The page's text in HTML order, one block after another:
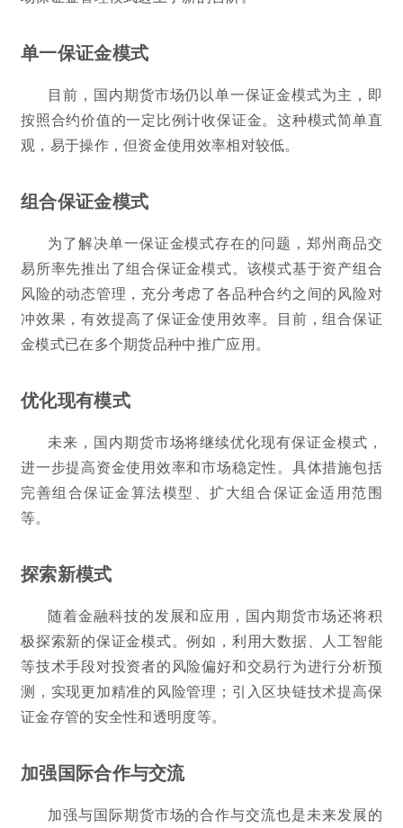
单一保证金模式
目前，国内期货市场仍以单一保证金模式为主，即
按照合约价值的一定比例计收保证金。这种模式简单直
观，易于操作，但资金使用效率相对较低。
组合保证金模式
为了解决单一保证金模式存在的问题，郑州商品交
易所率先推出了组合保证金模式。该模式基于资产组合
风险的动态管理，充分考虑了各品种合约之间的风险对
冲效果，有效提高了保证金使用效率。目前，组合保证
金模式已在多个期货品种中推广应用。
优化现有模式
未来，国内期货市场将继续优化现有保证金模式，
进一步提高资金使用效率和市场稳定性。具体措施包括
完善组合保证金算法模型、扩大组合保证金适用范围
等。
探索新模式
随着金融科技的发展和应用，国内期货市场还将积
极探索新的保证金模式。例如，利用大数据、人工智能
等技术手段对投资者的风险偏好和交易行为进行分析预
测，实现更加精准的风险管理；引入区块链技术提高保
证金存管的安全性和透明度等。
加强国际合作与交流
加强与国际期货市场的合作与交流也是未来发展的